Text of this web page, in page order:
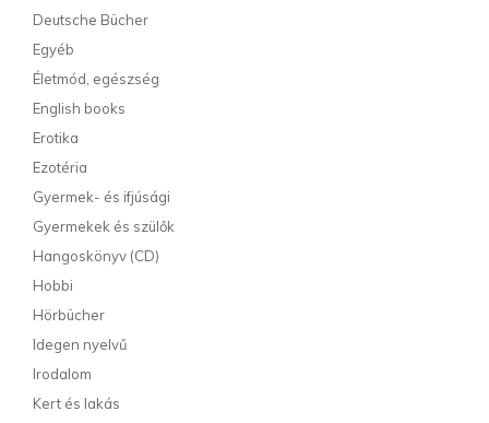
Deutsche Bücher
Egyéb
Életmód, egészség
English books
Erotika
Ezotéria
Gyermek- és ifjúsági
Gyermekek és szülők
Hangoskönyv (CD)
Hobbi
Hörbücher
Idegen nyelvű
Irodalom
Kert és lakás